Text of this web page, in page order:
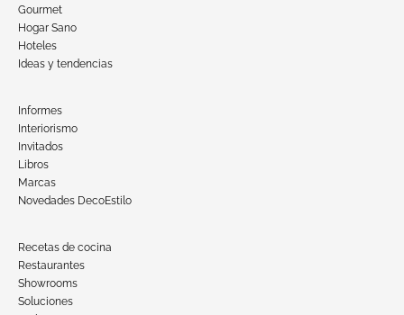
Gourmet
Hogar Sano
Hoteles
Ideas y tendencias
Informes
Interiorismo
Invitados
Libros
Marcas
Novedades DecoEstilo
Recetas de cocina
Restaurantes
Showrooms
Soluciones